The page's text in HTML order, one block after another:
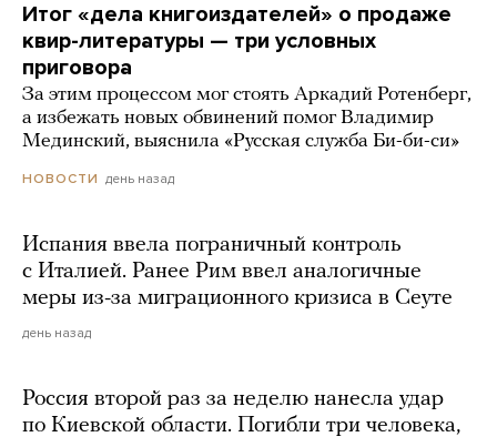
Итог «дела книгоиздателей» о продаже
квир-литературы — три условных
приговора
За этим процессом мог стоять Аркадий Ротенберг,
а избежать новых обвинений помог Владимир
Мединский, выяснила «Русская служба Би-би-си»
НОВОСТИ день назад
Испания ввела пограничный контроль
с Италией. Ранее Рим ввел аналогичные
меры из-за миграционного кризиса в Сеуте
день назад
Россия второй раз за неделю нанесла удар
по Киевской области. Погибли три человека,